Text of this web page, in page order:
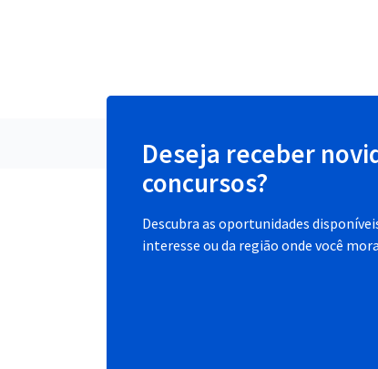
Deseja receber
concursos?
Descubra as oportunidades
interesse ou da região onde você